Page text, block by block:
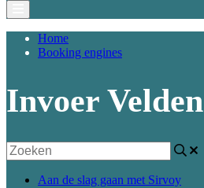
Home
Booking engines
Invoer Velden
Aan de slag gaan met Sirvoy